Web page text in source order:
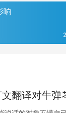
响
翻译对牛弹